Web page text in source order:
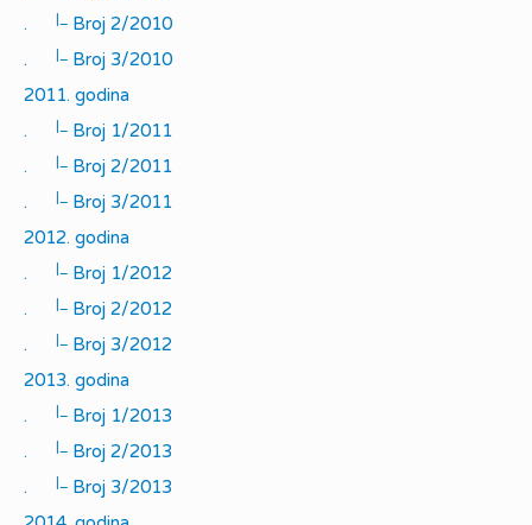
.
|_
Broj 2/2010
.
|_
Broj 3/2010
2011. godina
.
|_
Broj 1/2011
.
|_
Broj 2/2011
.
|_
Broj 3/2011
2012. godina
.
|_
Broj 1/2012
.
|_
Broj 2/2012
.
|_
Broj 3/2012
2013. godina
.
|_
Broj 1/2013
.
|_
Broj 2/2013
.
|_
Broj 3/2013